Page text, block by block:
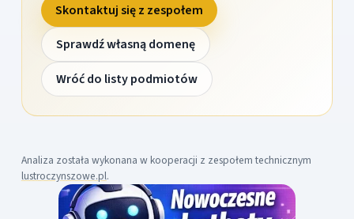
Skontaktuj się z zespołem
Sprawdź własną domenę
Wróć do listy podmiotów
Analiza została wykonana w kooperacji z zespołem technicznym
lustroczynszowe.pl.